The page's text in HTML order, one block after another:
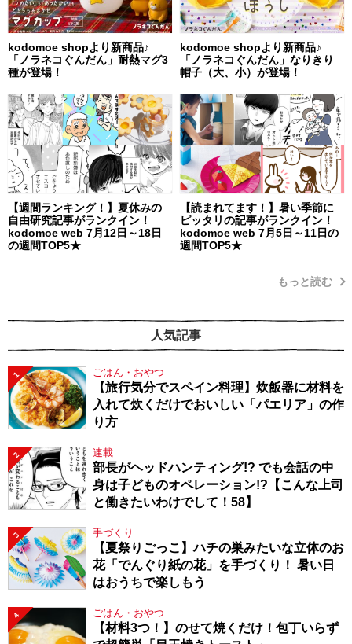
kodomoe shopより新商品♪
「ノラネコぐんだん」耐熱マグ3
種が登場！
kodomoe shopより新商品♪
「ノラネコぐんだん」なりきり
帽子（大、小）が登場！
【週間ランキング！】夏休みの
自由研究記事がランクイン！
kodomoe web 7月12日～18日
の週間TOP5★
【読まれてます！】暑い季節に
ピッタリの記事がランクイン！
kodomoe web 7月5日～11日の
週間TOP5★
もっと読む
人気記事
1 ごはん・おやつ
【旅行気分でスペイン料理】炊飯器に材料を
入れて炊くだけでおいしい「パエリア」の作
り方
2 連載
部長がヘッドハンティング!? でも会話の中
身は子どものオペレーション!?【こんな上司
と働きたいわけでして！58】
3 手づくり
【夏祭りごっこ】ハチの巣みたいな立体のお
花「でんぐり紙の花」を手づくり！ 暑い日
はおうちで楽しもう
4 ごはん・おやつ
【材料3つ！】のせて焼くだけ！包丁いらず